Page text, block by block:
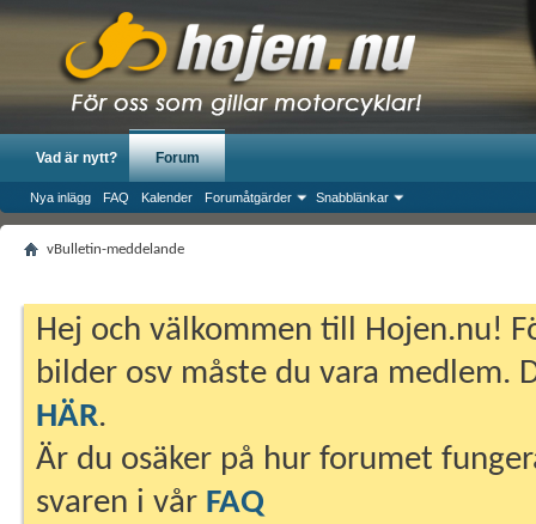
Vad är nytt? Forum
Nya inlägg FAQ Kalender Forumåtgärder Snabblänkar
vBulletin-meddelande
Hej och välkommen till Hojen.nu!
bilder osv måste du vara medlem.
HÄR.
Är du osäker på hur forumet
svaren i vår FAQ